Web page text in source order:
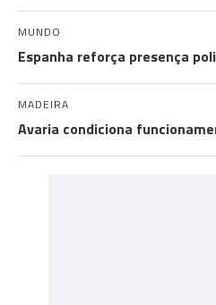
MUNDO
Espanha reforça presença
MADEIRA
Avaria condiciona